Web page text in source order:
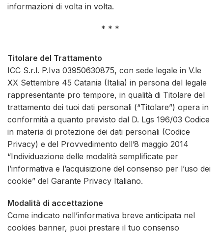
informazioni di volta in volta.
* * *
Titolare del Trattamento
ICC S.r.l. P.Iva 03950630875, con sede legale in V.le
XX Settembre 45 Catania (Italia) in persona del legale
rappresentante pro tempore, in qualità di Titolare del
trattamento dei tuoi dati personali (“Titolare”) opera in
conformità a quanto previsto dal D. Lgs 196/03 Codice
in materia di protezione dei dati personali (Codice
Privacy) e del Provvedimento dell’8 maggio 2014
“Individuazione delle modalità semplificate per
l’informativa e l’acquisizione del consenso per l’uso dei
cookie” del Garante Privacy Italiano.
Modalità di accettazione
Come indicato nell’informativa breve anticipata nel
cookies banner, puoi prestare il tuo consenso